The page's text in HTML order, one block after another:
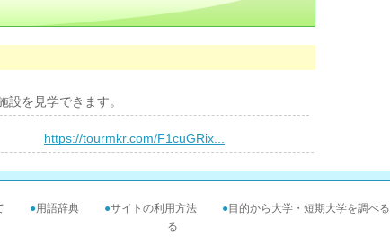
を見学できます。
https://tourmkr.com/F1cuGRix...
●用語辞典 ●サイトの利用方法 ●目的から大学・短期大学を調べる
る